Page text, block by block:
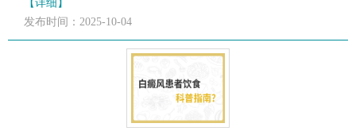
【详细】
发布时间：2025-10-04